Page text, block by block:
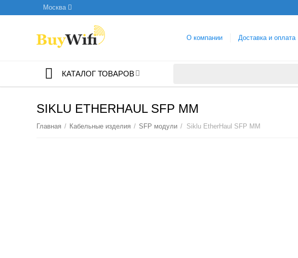
Москва
О компании Доставка и оплата
КАТАЛОГ ТОВАРОВ
SIKLU ETHERHAUL SFP MM
Главная / Кабельные изделия / SFP модули / Siklu EtherHaul SFP MM